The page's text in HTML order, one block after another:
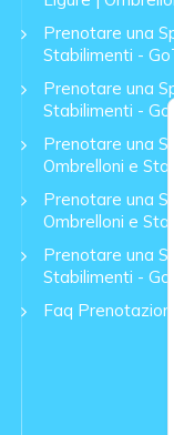
Prenotare una
Stabilimenti -
Prenotare una
Stabilimenti -
Prenotare una
Ombrelloni e
Prenotare una
Ombrelloni e
Prenotare una
Stabilimenti -
Faq